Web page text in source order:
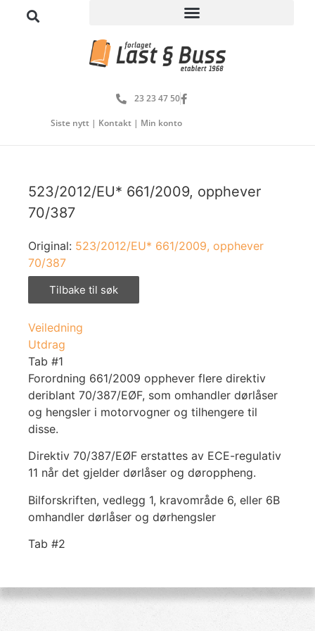
23 23 47 50
Siste nytt | Kontakt | Min konto
523/2012/EU* 661/2009, opphever
70/387
Original: 523/2012/EU* 661/2009, opphever
70/387
Tilbake til søk
Veiledning
Utdrag
Tab #1
Forordning 661/2009 opphever flere direktiv
deriblant 70/387/EØF, som omhandler dørlåser
og hengsler i motorvogner og tilhengere til
disse.
Direktiv 70/387/EØF erstattes av ECE-regulativ
11 når det gjelder dørlåser og døroppheng.
Bilforskriften, vedlegg 1, kravområde 6, eller 6B
omhandler dørlåser og dørhengsler
Tab #2